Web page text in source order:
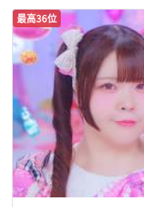
最高36位